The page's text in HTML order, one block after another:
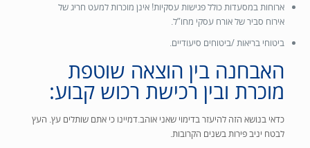
ארוחות במסעדות כולל פגישות עסקיות! אינן מוכרות למעט חריג של
אירוח סביר של אורח עסקי מחו”ל.
ביטוחי בריאות /ביטוחים סיעודיים.
האבחנה בין הוצאה שוטפת
מוכרת ובין רכישת רכוש קבוע:
כדאי בנושא הזה להיעזר בדימוי שאני אוהב.דמיינו כי אתם שותלים עץ. העץ
לבטח יניב פירות בשנים הקרובות.